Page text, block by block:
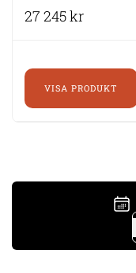
27 245 kr
VISA PRODUKT